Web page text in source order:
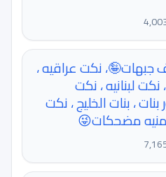
نكت عراقيه ،
لبنانيه ، نكت
، بنات الخليج ، نكت
مضحكات😜